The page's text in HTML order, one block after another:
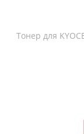
Тонер для